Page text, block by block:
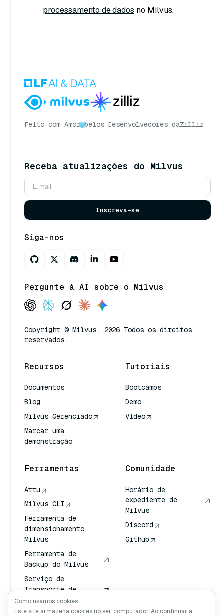
processamento de dados no Milvus.
Feito com Amor pelos Desenvolvedores daZilliz
Receba atualizações do Milvus
Inscreva-se
Siga-nos
Pergunte à AI sobre o Milvus
Copyright © Milvus. 2026 Todos os direitos
reservados.
Recursos
Documentos
Blog
Milvus Gerenciado
Marcar uma
demonstração
Tutoriais
Bootcamps
Demo
Vídeo
Ferramentas
Attu
Milvus CLI
Ferramenta de
dimensionamento
Milvus
Ferramenta de
Backup do Milvus
Serviço de
Transporte de
Vetores (VTS)
Pesquisador
Comunidade
Horário de
expediente de
Milvus
Discord
Github
Como usamos cookies
Este site armazena cookies no seu computador. Ao continuar a